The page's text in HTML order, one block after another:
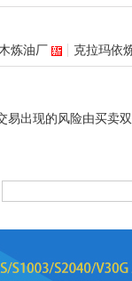
炼油厂 克拉玛依
出现的风险由买卖